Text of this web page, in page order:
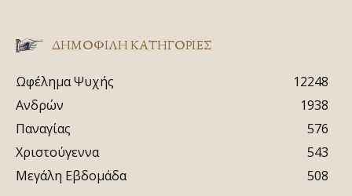
ΔΗΜΟΦΙΛΗ ΚΑΤΗΓΟΡΙΕΣ
Ωφέλημα Ψυχής
12248
Ανδρών
1938
Παναγίας
576
Χριστούγεννα
543
Μεγάλη Εβδομάδα
508